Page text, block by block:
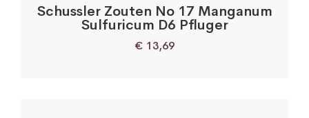
Schussler Zouten No 17 Manganum
Sulfuricum D6 Pfluger
€ 13,69